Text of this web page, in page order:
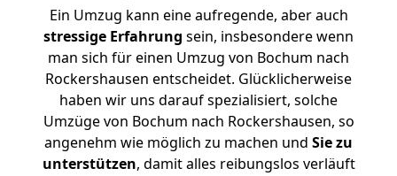
Ein Umzug kann eine aufregende, aber auch
stressige Erfahrung sein, insbesondere wenn
man sich für einen Umzug von Bochum nach
Rockershausen entscheidet. Glücklicherweise
haben wir uns darauf spezialisiert, solche
Umzüge von Bochum nach Rockershausen, so
angenehm wie möglich zu machen und Sie zu
unterstützen, damit alles reibungslos verläuft